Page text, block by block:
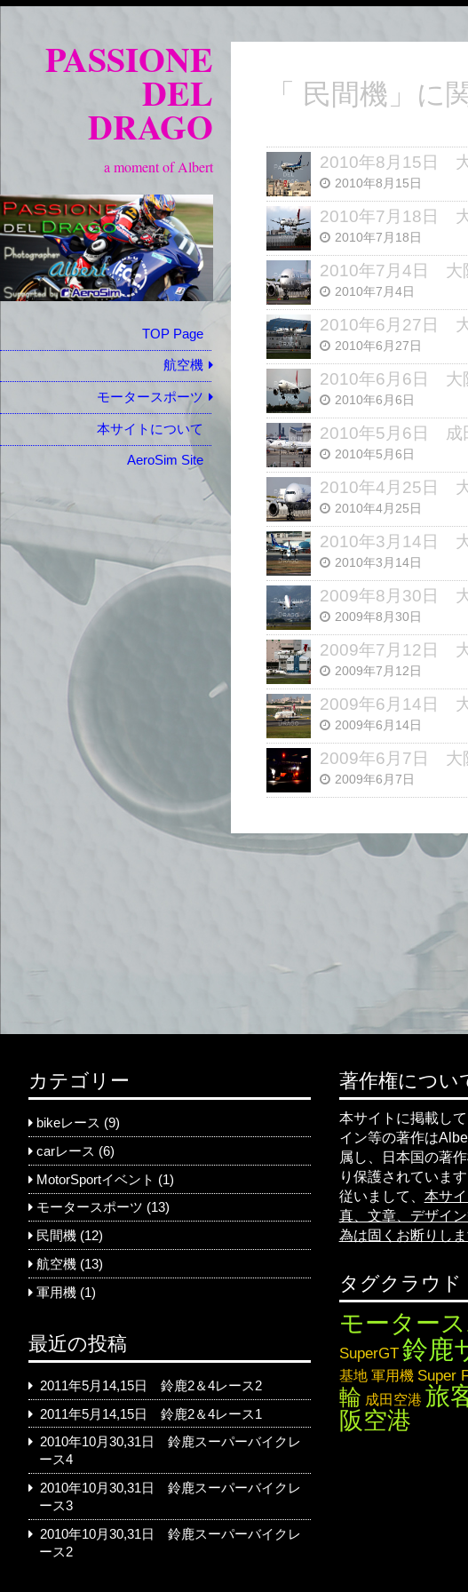
PASSIONE
DEL
DRAGO
a moment of Albert
TOP Page
航空機
モータースポーツ
本サイトについて
AeroSim Site
「 民間機」に
2010年8月15日
2010年8月15日
2010年7月18日
2010年7月18日
2010年7月4日 大
2010年7月4日
2010年6月27日
2010年6月27日
2010年6月6日 大
2010年6月6日
2010年5月6日 成
2010年5月6日
2010年4月25日
2010年4月25日
2010年3月14日
2010年3月14日
2009年8月30日
2009年8月30日
2009年7月12日
2009年7月12日
2009年6月14日
2009年6月14日
2009年6月7日 大
2009年6月7日
カテゴリー
bikeレース (9)
carレース (6)
MotorSportイベント (1)
モータースポーツ (13)
民間機(12)
航空機(13)
軍用機(1)
最近の投稿
2011年5月14,15日 鈴鹿2＆4レース2
2011年5月14,15日 鈴鹿2＆4レース1
2010年10月30,31日 鈴鹿スーパーバイクレ
ース4
2010年10月30,31日 鈴鹿スーパーバイクレ
ース3
2010年10月30,31日 鈴鹿スーパーバイクレ
ース2
著作権につい
本サイトに掲載し
イン等の著作は
属し、日本国の著
り保護されています
従いまして、 本サ
真、文章、デザイ
為は固くお断りしま
タグクラウド
モーター
SuperGT 鈴鹿
基地 軍用機 Super
輪 成田空港 旅
阪空港